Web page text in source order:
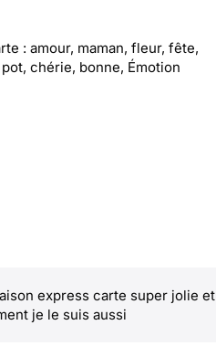
: amour, maman, fleur, fête,
chérie, bonne, Émotion
express carte super jolie et
je le suis aussi